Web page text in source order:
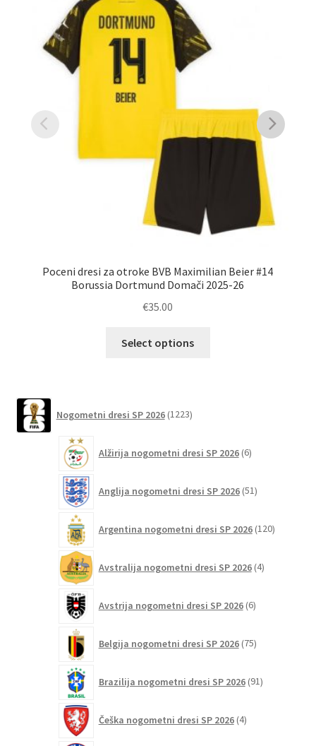
Poceni dresi za otroke BVB Maximilian Beier #14
Borussia Dortmund Domači 2025-26
€35.00
Select options
izberete
strani
Nogometni dresi SP 2026 1223izdelkov
Alžirija nogometni dresi SP 2026 6izdelkov
Anglija nogometni dresi SP 2026 51izdelkov
Argentina nogometni dresi SP 2026 120izdelkov
Avstralija nogometni dresi SP 2026 4izdelki
Avstrija nogometni dresi SP 2026 6izdelkov
Belgija nogometni dresi SP 2026 75izdelkov
Brazilija nogometni dresi SP 2026 91izdelkov
Češka nogometni dresi SP 2026 4izdelki